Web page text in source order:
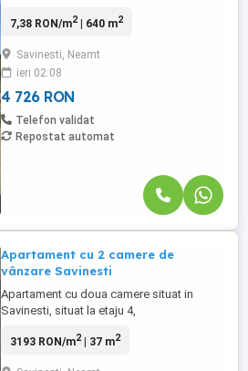
212, curte cu o suprafata generoasa de
in zona Platformei Savinesti.
7,38 RON/m2| 640 m2
Savinesti, Neamt
ieri 02:08
4 726 RON
Telefon validat
Repostat automat
Apartament cu 2 camere de
vânzare Savinesti
Apartament cu doua camere situat in
Savinesti, situat la etaju 4,
3193 RON/m2| 37 m2